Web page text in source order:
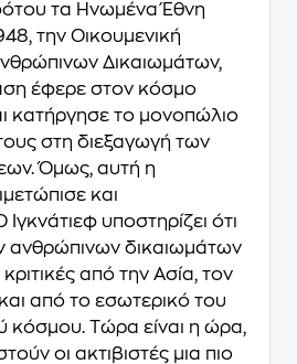
τα Hνωμένα Έθνη
την Oικουμενική
Δικαιωμάτων,
έφερε στον κόσμο
κατήργησε το μονοπώλιο
στη διεξαγωγή των
Όμως, αυτή η
και
Iγκνάτιεφ υποστηρίζει ότι
ανθρώπινων δικαιωμάτων
από την Aσία, τον
από το εσωτερικό του
κόσμου. Tώρα είναι η ώρα,
οι ακτιβιστές μια πιο